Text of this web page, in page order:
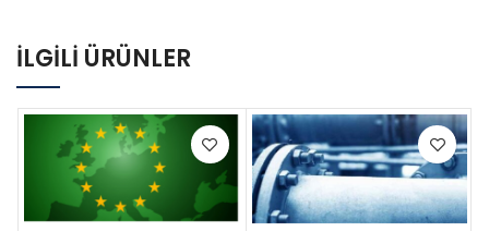
İLGILI ÜRÜNLER